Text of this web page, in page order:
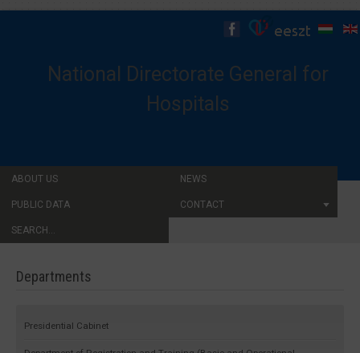
ABOUT US NEWS
PUBLIC DATA CONTACT
SEARCH...
National Directorate General for
Hospitals
Departments
Presidential Cabinet